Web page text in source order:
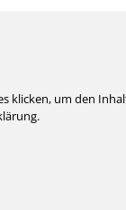
klicken, um den